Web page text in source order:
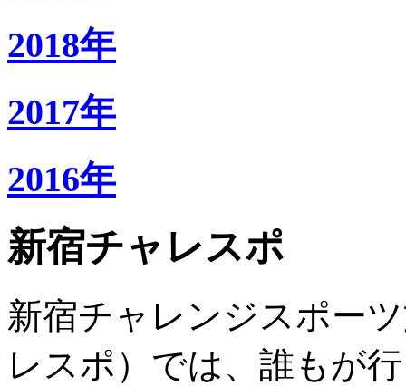
2018年
2017年
2016年
新宿チャレスポ
新宿チャレンジスポー
レスポ）では、誰もが